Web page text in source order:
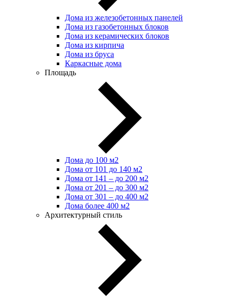
Дома из железобетонных панелей
Дома из газобетонных блоков
Дома из керамических блоков
Дома из кирпича
Дома из бруса
Каркасные дома
Площадь
Дома до 100 м2
Дома от 101 до 140 м2
Дома от 141 – до 200 м2
Дома от 201 – до 300 м2
Дома от 301 – до 400 м2
Дома более 400 м2
Архитектурный стиль